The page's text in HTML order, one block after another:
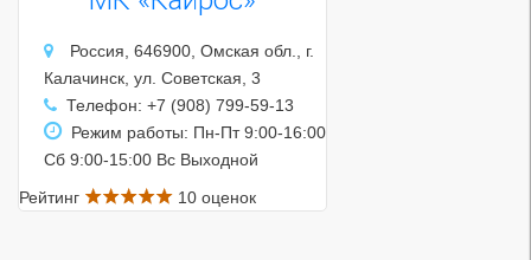
Россия, 646900, Омская обл., г.
Калачинск, ул. Советская, 3
Телефон: +7 (908) 799-59-13
Режим работы: Пн-Пт 9:00-16:00
Сб 9:00-15:00 Вс Выходной
Рейтинг
10 оценок